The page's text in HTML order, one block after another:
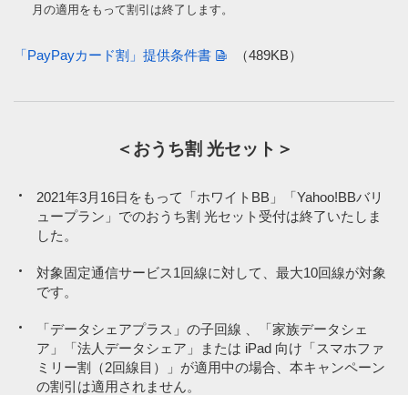
月の適用をもって割引は終了します。
「PayPayカード割」提供条件書 （489KB）
＜おうち割 光セット＞
2021年3月16日をもって「ホワイトBB」「Yahoo!BBバリ
ュープラン」でのおうち割 光セット受付は終了いたしま
した。
対象固定通信サービス1回線に対して、最大10回線が対象
です。
「データシェアプラス」の子回線 、「家族データシェ
ア」「法人データシェア」または iPad 向け「スマホファ
ミリー割（2回線目）」が適用中の場合、本キャンペーン
の割引は適用されません。